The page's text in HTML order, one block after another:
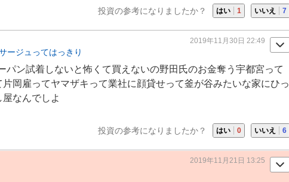
投資の参考になりましたか？ はい 1 いいえ 7
ージュってはっきり
2019年11月30日 22:49
パン試着しないと怖くて買えないの野田氏のお金奪う宇都宮って
岡雇ってヤマザキって業社に顔貸せって釜が谷みたいな家にひっ
屋なんでしよ
投資の参考になりましたか？ はい 0 いいえ 6
2019年11月21日 13:25